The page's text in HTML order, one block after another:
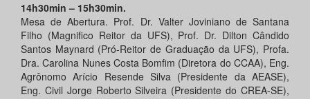
14h30min – 15h30min.
Mesa de Abertura. Prof. Dr. Valter Joviniano de Santana
Filho (Magnifico Reitor da UFS), Prof. Dr. Dilton Cândido
Santos Maynard (Pró-Reitor de Graduação da UFS), Profa.
Dra. Carolina Nunes Costa Bomfim (Diretora do CCAA), Eng.
Agrônomo Arício Resende Silva (Presidente da AEASE),
Eng. Civil Jorge Roberto Silveira (Presidente do CREA-SE),